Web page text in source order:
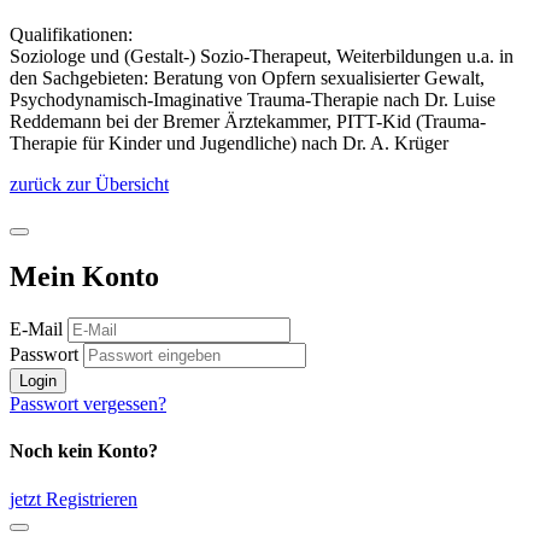
Qualifikationen:
Soziologe und (Gestalt-) Sozio-Therapeut, Weiterbildungen u.a. in
den Sachgebieten: Beratung von Opfern sexualisierter Gewalt,
Psychodynamisch-Imaginative Trauma-Therapie nach Dr. Luise
Reddemann bei der Bremer Ärztekammer, PITT-Kid (Trauma-
Therapie für Kinder und Jugendliche) nach Dr. A. Krüger
zurück zur Übersicht
Mein Konto
E-Mail
Passwort
Login
Passwort vergessen?
Noch kein Konto?
jetzt Registrieren